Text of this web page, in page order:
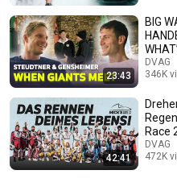
23:43
BIG
DVAG
346K
42:41
Race
🏎️
DVAG
472K